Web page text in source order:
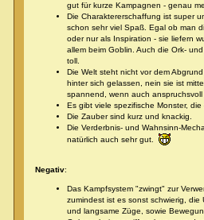
gut für kurze Kampagnen - genau
Die Charaktererschaffung ist super
schon sehr viel Spaß. Egal ob man
oder nur als Inspiration - sie liefern
allem beim Goblin. Auch die Ork-
toll.
Die Welt steht nicht vor dem
hinter sich gelassen, nein sie ist
spannend, wenn auch
Es gibt viele spezifische Monster,
Die Zauber sind kurz und knackig.
Die Verderbnis- und Wahnsinn-
natürlich auch sehr gut.
Negativ:
Das Kampfsystem "zwingt" zur
zumindest ist es sonst schwierig, die
und langsame Züge, sowie